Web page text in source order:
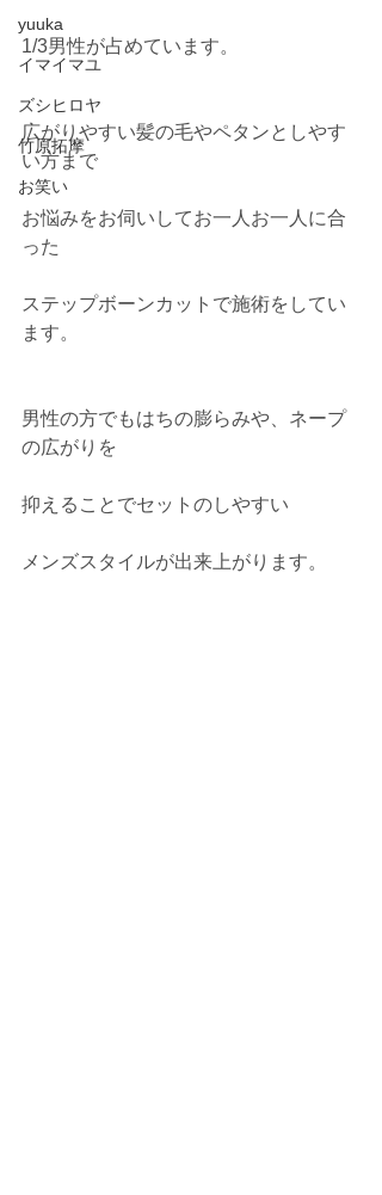
yuuka
イマイマユ
ズシヒロヤ
竹原拓摩
お笑い
1/3男性が占めています。
広がりやすい髪の毛やペタンとしやす
い方まで
お悩みをお伺いしてお一人お一人に合
った
ステップボーンカットで施術をしてい
ます。
男性の方でもはちの膨らみや、ネープ
の広がりを
抑えることでセットのしやすい
メンズスタイルが出来上がります。